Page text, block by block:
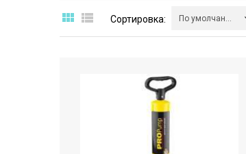
Сортировка: По умолчанию